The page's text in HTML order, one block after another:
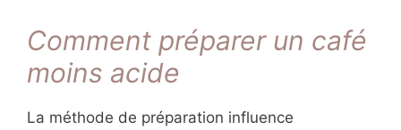
Comment préparer un café
moins acide
La méthode de préparation influence